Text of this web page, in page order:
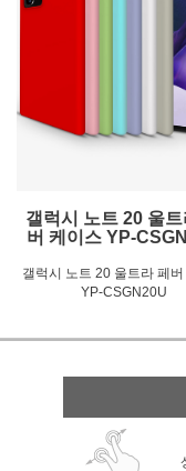
갤럭시 노트 20 울트
버 케이스 YP-
갤럭시 노트 20 울트라 페
YP-CSGN20U